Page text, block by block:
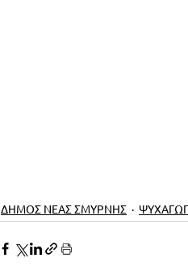
ΔΗΜΟΣ ΝΕΑΣ ΣΜΥΡΝΗΣ